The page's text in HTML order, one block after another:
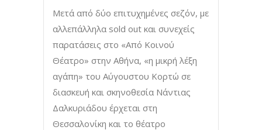
Μετά από δύο επιτυχημένες σεζόν, με
αλλεπάλληλα sold out και συνεχείς
παρατάσεις στο «Από Κοινού
Θέατρο» στην Αθήνα, «η μικρή λέξη
αγάπη» του Αύγουστου Κορτώ σε
διασκευή και σκηνοθεσία Νάντιας
Δαλκυριάδου έρχεται στη
Θεσσαλονίκη και το θέατρο